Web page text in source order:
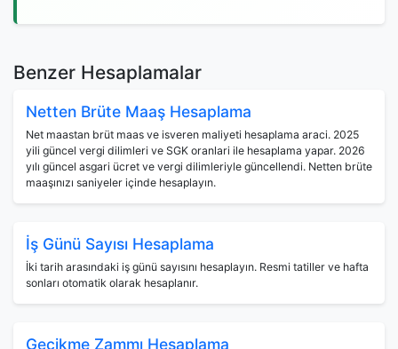
Benzer Hesaplamalar
Netten Brüte Maaş Hesaplama
Net maastan brüt maas ve isveren maliyeti hesaplama araci. 2025
yili güncel vergi dilimleri ve SGK oranlari ile hesaplama yapar. 2026
yılı güncel asgari ücret ve vergi dilimleriyle güncellendi. Netten brüte
maaşınızı saniyeler içinde hesaplayın.
İş Günü Sayısı Hesaplama
İki tarih arasındaki iş günü sayısını hesaplayın. Resmi tatiller ve hafta
sonları otomatik olarak hesaplanır.
Gecikme Zammı Hesaplama